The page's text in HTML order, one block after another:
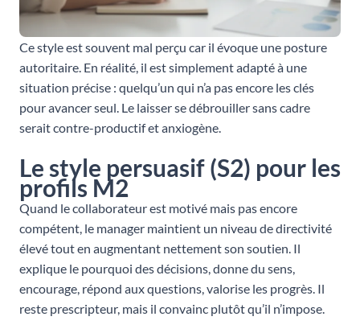
Ce style est souvent mal perçu car il évoque une posture
autoritaire. En réalité, il est simplement adapté à une
situation précise : quelqu’un qui n’a pas encore les clés
pour avancer seul. Le laisser se débrouiller sans cadre
serait contre-productif et anxiogène.
Le style persuasif (S2) pour les
profils M2
Quand le collaborateur est motivé mais pas encore
compétent, le manager maintient un niveau de directivité
élevé tout en augmentant nettement son soutien. Il
explique le pourquoi des décisions, donne du sens,
encourage, répond aux questions, valorise les progrès. Il
reste prescripteur, mais il convainc plutôt qu’il n’impose.